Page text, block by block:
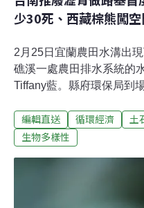
少30死、西藏棕熊闖
2月25日宜蘭農田水溝出
礁溪一處農田排水系統的
Tiffany藍。縣府環保局到
8時獲報這起事件後，隨
水色已恢復正常，經查周
洲豬瘟，引發全台豬隻禁
編輯直送 循環經濟 土
生物多樣性